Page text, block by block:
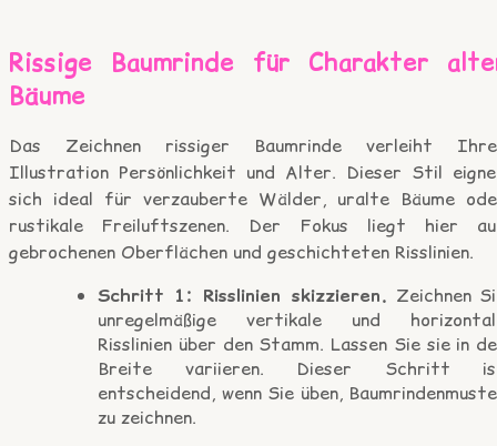
Rissige Baumrinde für Charakter
Bäume
Das Zeichnen rissiger Baumrinde verleiht
Illustration Persönlichkeit und Alter. Dieser Stil
sich ideal für verzauberte Wälder, uralte Bäume
rustikale Freiluftszenen. Der Fokus liegt hier
gebrochenen Oberflächen und geschichteten Risslinien.
Schritt 1: Risslinien skizzieren. Zeichnen
unregelmäßige vertikale und
Risslinien über den Stamm. Lassen Sie sie in
Breite variieren. Dieser Schritt
entscheidend, wenn Sie üben,
zu zeichnen.